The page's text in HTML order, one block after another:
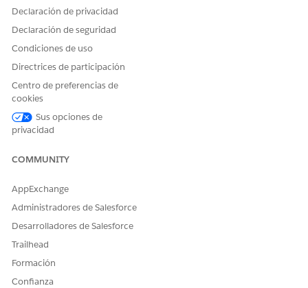
Account ID to be explicitly added as a
Resource Share. Without this, the Transit Gateway
Número del artículo de conocimiento
005318655
¿RESOLVIÓ ESTE ARTÍCULO SU PROBLEMA?
Sí
Declaración de privacidad
Declaración de seguridad
Condiciones de uso
Directrices de participación
Centro de preferencias de
cookies
Sus opciones de
privacidad
COMMUNITY
AppExchange
Administradores de Salesforce
Desarrolladores de Salesforce
Trailhead
Formación
Confianza